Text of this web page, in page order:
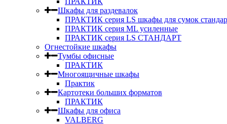
Шкафы для раздевалок
ПРАКТИК серия LS шкафы для сумок
ПРАКТИК серия ML усиленные
ПРАКТИК серия LS СТАНДАРТ
Огнестойкие шкафы
Тумбы офисные
ПРАКТИК
Многоящичные шкафы
Практик
Картотеки больших форматов
ПРАКТИК
Шкафы для офиса
VALBERG